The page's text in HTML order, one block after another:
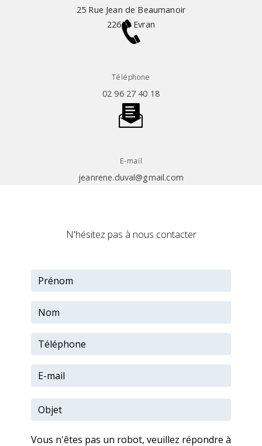
25 Rue Jean de Beaumanoir
22630 Evran
Téléphone
02 96 27 40 18
E-mail
jeanrene.duval@gmail.com
N'hésitez pas à nous contacter
Vous n'êtes pas un robot, veuillez répondre à